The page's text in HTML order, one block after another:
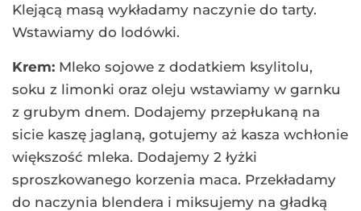
Klejącą masą wykładamy naczynie do tarty.
Wstawiamy do lodówki.
Krem: Mleko sojowe z dodatkiem ksylitolu,
soku z limonki oraz oleju wstawiamy w garnku
z grubym dnem. Dodajemy przepłukaną na
sicie kaszę jaglaną, gotujemy aż kasza wchłonie
większość mleka. Dodajemy 2 łyżki
sproszkowanego korzenia maca. Przekładamy
do naczynia blendera i miksujemy na gładką